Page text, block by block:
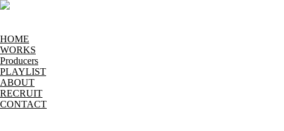
HOME
WORKS
Producers
PLAYLIST
ABOUT
RECRUIT
CONTACT